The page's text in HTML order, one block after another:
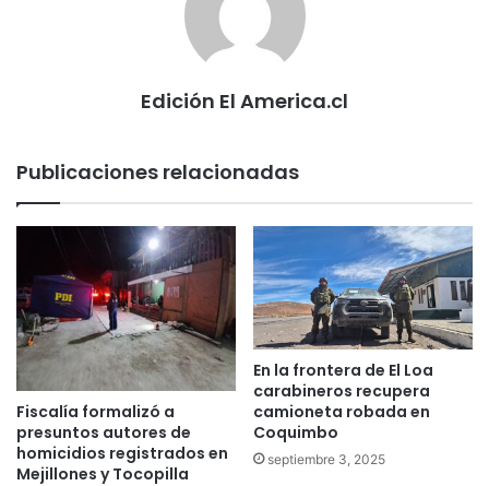
Edición El America.cl
Publicaciones relacionadas
Fiscalía formalizó a
presuntos autores de
homicidios registrados en
Mejillones y Tocopilla
En la frontera de El Loa
carabineros recupera
camioneta robada en
Coquimbo
septiembre 3, 2025